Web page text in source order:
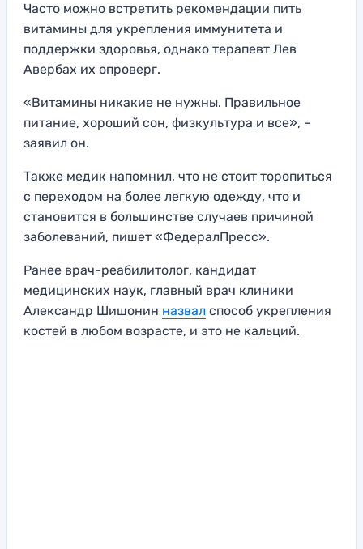
Часто можно встретить рекомендации пить
витамины для укрепления иммунитета и
поддержки здоровья, однако терапевт Лев
Авербах их опроверг.
«Витамины никакие не нужны. Правильное
питание, хороший сон, физкультура и все», –
заявил он.
Также медик напомнил, что не стоит торопиться
с переходом на более легкую одежду, что и
становится в большинстве случаев причиной
заболеваний, пишет «ФедералПресс».
Ранее врач-реабилитолог, кандидат
медицинских наук, главный врач клиники
Александр Шишонин назвал способ укрепления
костей в любом возрасте, и это не кальций.